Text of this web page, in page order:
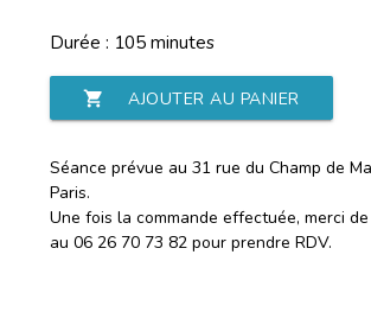
Durée : 105 minutes
shopping_cart AJOUTER AU PANIER
Séance prévue au 31 rue du Champ de
Paris.
Une fois la commande effectuée, merci
au 06 26 70 73 82 pour prendre RDV.